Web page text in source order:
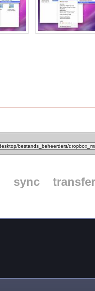
sync
transfer